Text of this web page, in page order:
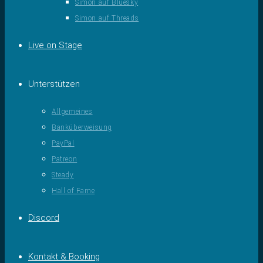
Simon auf Bluesky
Simon auf Threads
Live on Stage
Unterstützen
Allgemeines
Banküberweisung
PayPal
Patreon
Steady
Hall of Fame
Discord
Kontakt & Booking